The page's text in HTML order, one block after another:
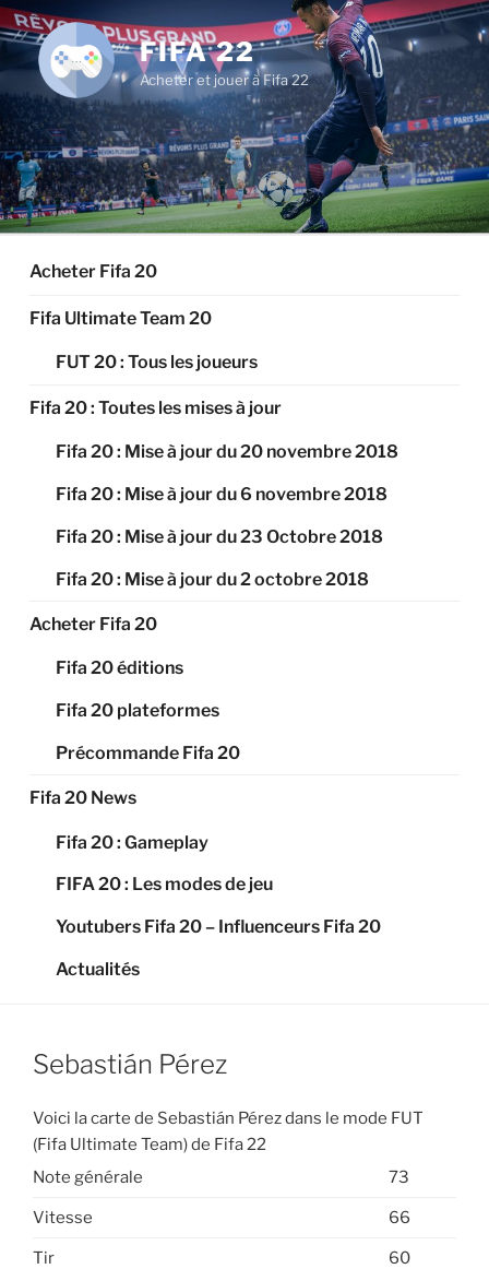
Aller
au
contenu
principal
FIFA 22
Acheter et jouer à Fifa 22
Acheter Fifa 20
Fifa Ultimate Team 20
FUT 20 : Tous les joueurs
Fifa 20 : Toutes les mises à jour
Fifa 20 : Mise à jour du 20 novembre 2018
Fifa 20 : Mise à jour du 6 novembre 2018
Fifa 20 : Mise à jour du 23 Octobre 2018
Fifa 20 : Mise à jour du 2 octobre 2018
Acheter Fifa 20
Fifa 20 éditions
Fifa 20 plateformes
Précommande Fifa 20
Fifa 20 News
Fifa 20 : Gameplay
FIFA 20 : Les modes de jeu
Youtubers Fifa 20 – Influenceurs Fifa 20
Actualités
Sebastián Pérez
Voici la carte de Sebastián Pérez dans le mode FUT
(Fifa Ultimate Team) de Fifa 22
Note générale
73
Vitesse 66
Tir 60